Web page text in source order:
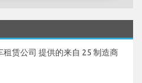
赁公司 提供的来自 25 制造商